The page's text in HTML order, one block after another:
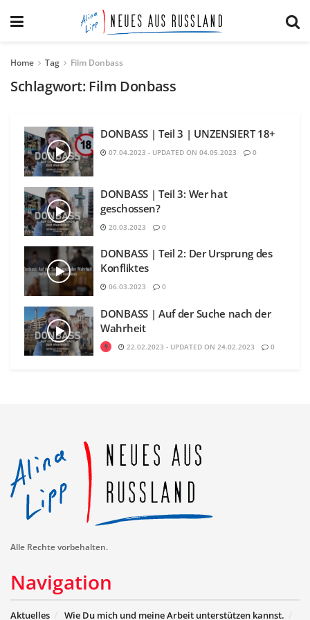
Home Tag Film Donbass
Schlagwort:Film Donbass
DONBASS | Teil 3 | UNZENSIERT 18+
07.04.2023 - UPDATED ON 04.05.2023 0
DONBASS | Teil 3: Wer hat
geschossen?
20.03.2023 0
DONBASS | Teil 2: Der Ursprung des
Konfliktes
06.03.2023 0
DONBASS | Auf der Suche nach der
Wahrheit
22.02.2023 - UPDATED ON 24.02.2023 0
Alle Rechte vorbehalten.
Navigation
Aktuelles Wie Du mich und meine Arbeit unterstützen kannst.